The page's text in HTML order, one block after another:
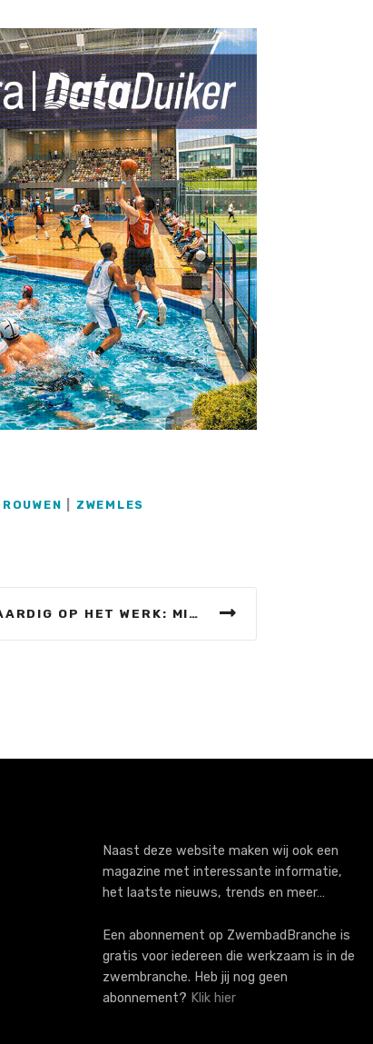
ZWEMLES
CONFLICTVAARDIG OP HET WERK: MINDER VERZUIM EN MEER PRODUCTIVITEIT
Naast deze website maken wij ook een
magazine met interessante informatie,
het laatste nieuws, trends en meer…
Een abonnement op ZwembadBranche is
gratis voor iedereen die werkzaam is in de
zwembranche. Heb jij nog geen
abonnement? Klik hier